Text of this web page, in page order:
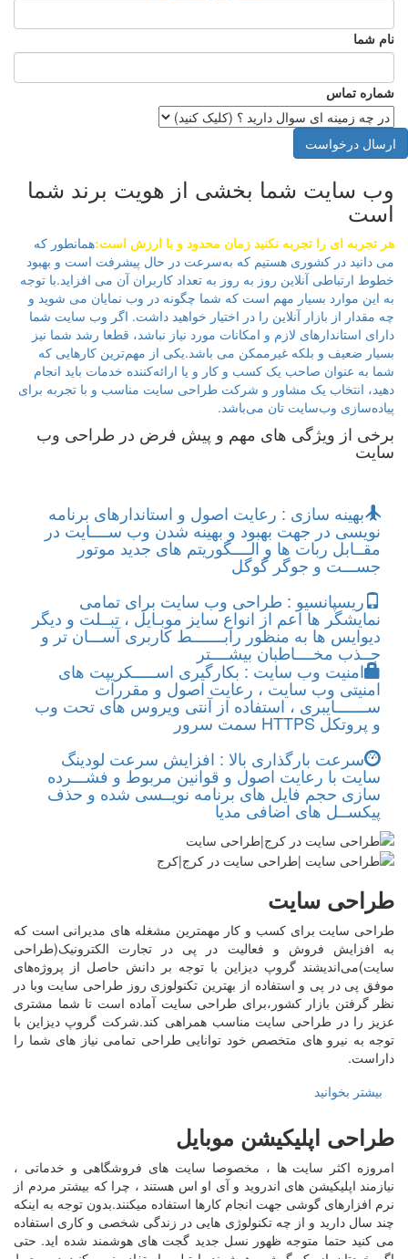
نام شما
شماره تماس
ارسال درخواست
وب سایت شما بخشی از هویت برند شما
است
هر تجربه ای را تجربه نکنید زمان محدود و با ارزش است:همانطور که
می دانید در کشوری هستیم که به‌سرعت در حال پیشرفت است و بهبود
خطوط ارتباطی آنلاین روز به روز به تعداد کاربران آن می افزاید.با توجه
به این موارد بسیار مهم است که شما چگونه در وب نمایان می شوید و
چه مقدار از بازار آنلاین را در اختیار خواهید داشت. اگر وب سایت شما
دارای استاندارهای لازم و امکانات مورد نیاز نباشد، قطعا رشد شما نیز
بسیار ضعیف و بلکه غیرممکن می باشد.یکی از مهم‌ترین کارهایی که
شما به‌ عنوان صاحب یک کسب‌ و کار و یا ارائه‌کننده خدمات باید انجام
دهید، انتخاب یک مشاور و شرکت طراحی سایت مناسب و با تجربه برای
پیاده‌سازی وب‌سایت تان می‌باشد.
برخی از ویژگی های مهم و پیش فرض در طراحی وب
سایت
بهینه سازی : رعایت اصول و استاندارهای برنامه
نویسی در جهت بهبود و بهینه شدن وب ســــایت در
مقــابل ربات ها و الــــگوریتم های جدید موتور
جســـت و جوگر گوگل
ریسپانسیو : طراحی وب سایت برای تمامی
نمایشگر ها اعم از انواع سایز موبـایل ، تبــلت و دیگر
دیوایس ها به منظور رابـــــــط کاربری آســـان تر و
جــذب مخــــاطبان بیشــــتر
امنیت وب سایت : بکارگیری اســـــکریپت های
امنیتی وب سایت ، رعایت اصول و مقررات
ســـــــایبری ، استفاده از آنتی ویروس های تحت وب
و پروتکل HTTPS سمت سرور
سرعت بارگذاری بالا : افزایش سرعت لودینگ
سایت با رعایت اصول و قوانین مربوط و فشـــرده
سازی حجم فایل های برنامه نویــسی شده و حذف
پیکســل های اضافی مدیا
طراحی سایت
طراحی سایت برای کسب و کار مهمترین مشغله های مدیرانی است که
به افزایش فروش و فعالیت در پی در تجارت الکترونیک(طراحی
سایت)می‌اندیشند گروپ دیزاین با توجه بر دانش حاصل از پروژه‌های
موفق پی در پی و استفاده از بهترین تکنولوزی روز طراحی سایت وبا در
نظر گرفتن بازار کشور،برای طراحی سایت آماده است تا شما مشتری
عزیز را در طراحی سایت مناسب همراهی کند.شرکت گروپ دیزاین با
توجه به نیرو های متخصص خود توانایی طراحی تمامی نیاز های شما را
داراست.
بیشتر بخوانید
طراحی اپلیکیشن موبایل
امروزه اکثر سایت ها ، مخصوصا سایت های فروشگاهی و خدماتی ،
نیازمند اپلیکیشن های اندروید و آی او اس هستند ، چرا که بیشتر مردم از
نرم افزارهای گوشی جهت انجام کارها استفاده میکنند.بدون توجه به اینکه
چند سال دارید و از چه تکنولوژی هایی در زندگی شخصی و کاری استفاده
می کنید حتما متوجه ظهور نسل جدید گجت های هوشمند شده اید. حتی